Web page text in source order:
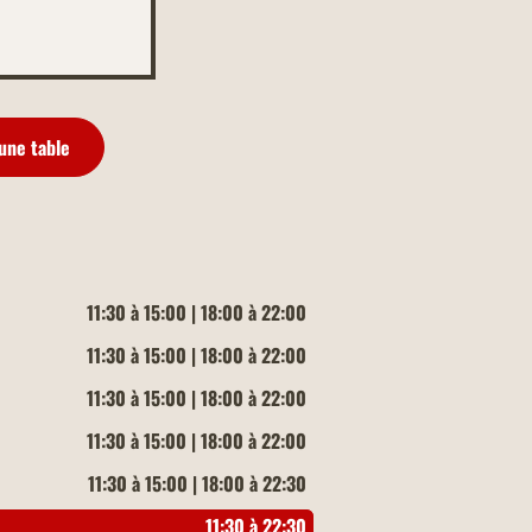
table
11:30 à 15:00 | 18:00 à 22:00
11:30 à 15:00 | 18:00 à 22:00
11:30 à 15:00 | 18:00 à 22:00
11:30 à 15:00 | 18:00 à 22:00
11:30 à 15:00 | 18:00 à 22:30
11:30 à 22:30